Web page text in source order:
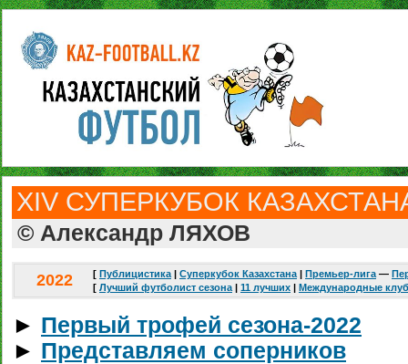
ХIV СУПЕРКУБОК
© Александр ЛЯХОВ
2022 [ Публицистика | Суперкубок Казахстана | Премьер-лига —
[ Лучший футболист сезона | 11 лучших | Международные
► Первый трофей сезона-2022
► Представляем соперников